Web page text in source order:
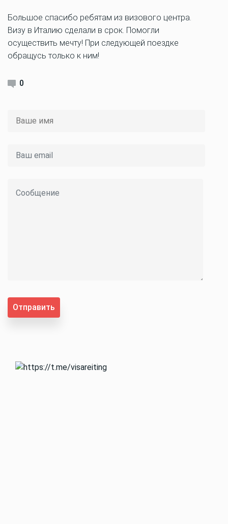
Большое спасибо ребятам из визового центра.
Визу в Италию сделали в срок. Помогли
осуществить мечту! При следующей поездке
обращусь только к ним!
0
Отправить